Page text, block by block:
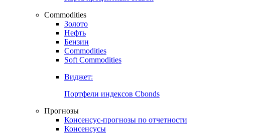
Виджет:
Карта процентных ставок
Commodities
Золото
Нефть
Бензин
Commodities
Soft Commodities
Виджет:
Портфели индексов Cbonds